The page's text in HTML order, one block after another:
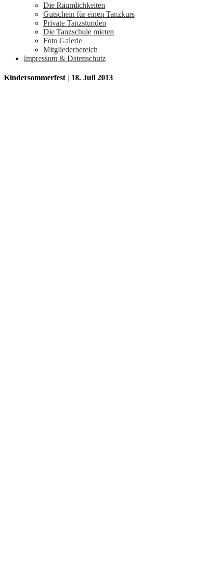
Die Räumlichkeiten
Gutschein für einen Tanzkurs
Private Tanzstunden
Die Tanzschule mieten
Foto Galerie
Mitgliederbereich
Impressum & Datenschutz
Kindersommerfest | 18. Juli 2013